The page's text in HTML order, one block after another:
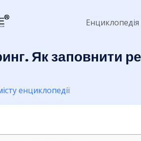
Енциклопедія
Як заповнити
енциклопедії